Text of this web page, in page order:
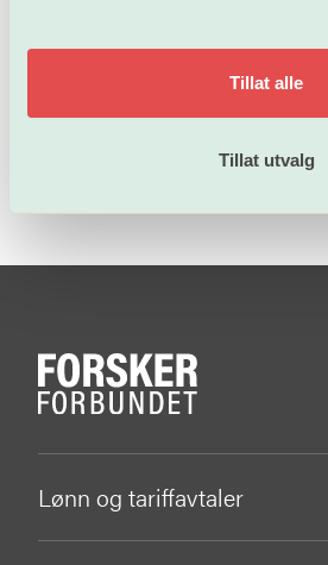
Tillat alle
Tillat utvalg
Norges forskningsråd
Nettverk for private høyskoler
Lønn og tariffavtaler